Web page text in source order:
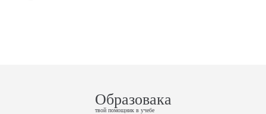
Образовака
твой помощник в учебе